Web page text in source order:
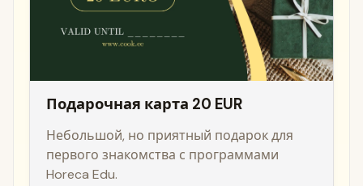
Подарочная карта 20 EUR
Небольшой, но приятный подарок для
первого знакомства с программами
Horeca Edu.